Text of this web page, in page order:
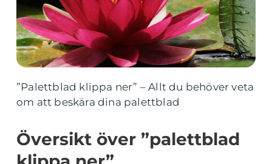
”Palettblad klippa ner” – Allt du behöver veta
om att beskära dina palettblad
Översikt över ”palettblad